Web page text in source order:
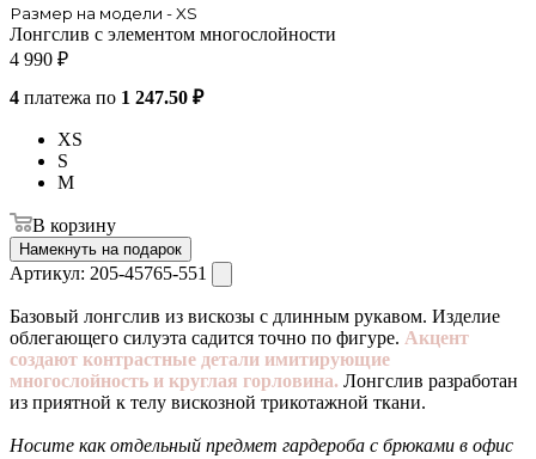
Размер на модели - XS
Лонгслив с элементом многослойности
4 990 ₽
4 платежа по 1 247.50 ₽
XS
S
M
В корзину
Намекнуть на подарок
Артикул: 205-45765-551
Базовый лонгслив из вискозы с длинным рукавом. Изделие
облегающего силуэта садится точно по фигуре. Акцент
создают контрастные детали имитирующие
многослойность и круглая горловина. Лонгслив разработан
из приятной к телу вискозной трикотажной ткани.
Носите как отдельный предмет гардероба с брюками в офис